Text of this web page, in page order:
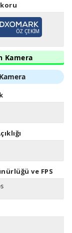
ÖZ ÇEKIM
Kamera
ve FPS